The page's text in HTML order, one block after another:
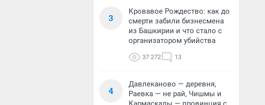
3
Кровавое Рождество: как до
смерти забили бизнесмена
из Башкирии и что стало с
организатором убийства
37 272 13
4
Давлеканово — деревня,
Раевка — не рай, Чишмы и